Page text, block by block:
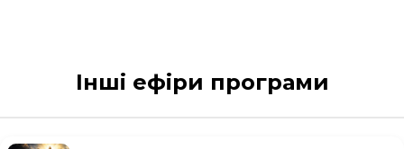
Інші ефіри програми